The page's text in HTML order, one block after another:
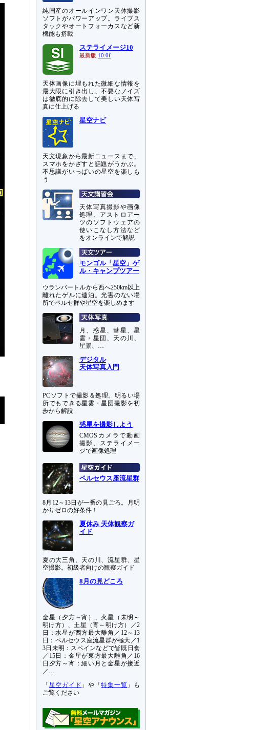
純国産のオールインワン天体撮影
ソフトがパワーアップ。ライブス
タックやオートフォーカスなど新
機能も搭載
ステライメージ10
最新版 10.0f
天体画像に埋もれた微細な情報を
最大限に引き出し、不要なノイズ
は徹底的に除去して美しい天体写
真に仕上げる
星空ナビ
天文現象から最新ニュースまで、
スマホをかざすと話題がうかぶ。
不思議がいっぱいの星空を楽しも
う
天体写真撮影や画像
処理、アストロアー
ツのソフトウェアの
使いこなし方法など
をオンラインで解説
モンゴル「星空」ゲ
ル・キャンプツアー
ウランバートルから西へ250km以上
離れたゲルに連泊。光害のない場
所でペルセ群や星空を楽しめます
月、惑星、彗星、星
雲・星団、天の川、
星景、…
デジタル
天体写真入門
PCソフトで撮影＆処理。明るい場
所でもできる星雲・星団撮影を初
歩から解説
惑星を撮影しよう
CMOSカメラで動画
撮影、ステライメー
ジで画像処理
ペルセウス座流星群
8月12～13日が一番の見ごろ。月明
かりゼロの好条件！
夏休み 天体観察ガ
イド
夏の大三角、天の川、流星群、星
空撮影。初級者向けの観察ガイド
8月の見どころ
金星（夕方～宵）、火星（未明～
明け方）、土星（宵～明け方）／2
日：水星が西方最大離角／12～13
日：ペルセウス座流星群が極大／1
3日未明：スペインなどで皆既日食
／15日：金星が東方最大離角／16
日夕方～宵：細い月と金星が接近
／…
「 星空ガイド 」や「特集一覧 」も
ご覧ください